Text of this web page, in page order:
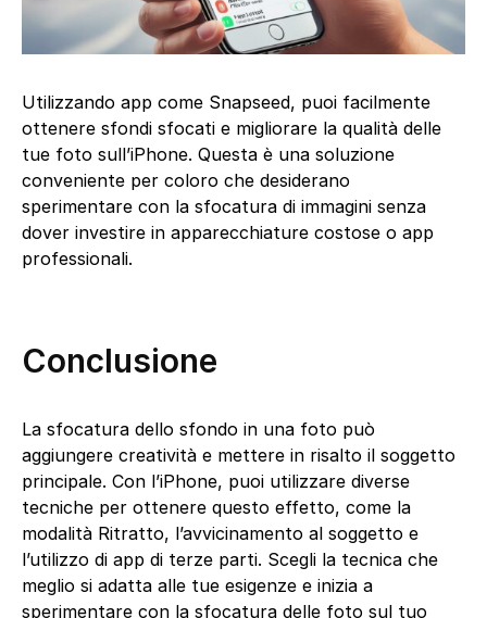
Utilizzando app come Snapseed, puoi facilmente
ottenere sfondi sfocati e migliorare la qualità delle
tue foto sull’iPhone. Questa è una soluzione
conveniente per coloro che desiderano
sperimentare con la sfocatura di immagini senza
dover investire in apparecchiature costose o app
professionali.
Conclusione
La sfocatura dello sfondo in una foto può
aggiungere creatività e mettere in risalto il soggetto
principale. Con l’iPhone, puoi utilizzare diverse
tecniche per ottenere questo effetto, come la
modalità Ritratto, l’avvicinamento al soggetto e
l’utilizzo di app di terze parti. Scegli la tecnica che
meglio si adatta alle tue esigenze e inizia a
sperimentare con la sfocatura delle foto sul tuo